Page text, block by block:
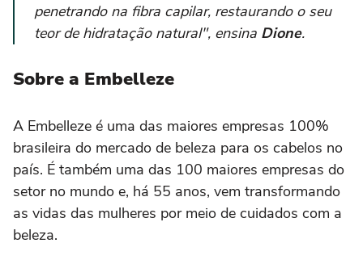
penetrando na fibra capilar, restaurando o seu
teor de hidratação natural", ensina Dione.
Sobre a Embelleze
A Embelleze é uma das maiores empresas 100%
brasileira do mercado de beleza para os cabelos no
país. É também uma das 100 maiores empresas do
setor no mundo e, há 55 anos, vem transformando
as vidas das mulheres por meio de cuidados com a
beleza.